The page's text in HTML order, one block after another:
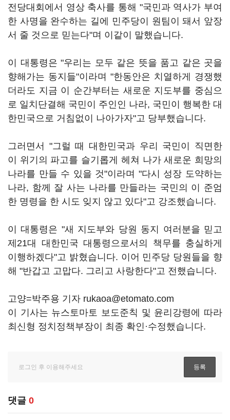
전당대회에서 영상 축사를 통해 "국민과 역사가 부여
한 사명을 완수하는 길에 민주당이 원팀이 돼서 앞장
서 줄 것으로 믿는다"며 이같이 말했습니다.
이 대통령은 "우리는 모두 같은 뜻을 품고 같은 곳을
향해가는 동지들"이라며 "한동안은 치열하게 경쟁했
더라도 지금 이 순간부터는 새로운 지도부를 중심으
로 일치단결해 국민이 주인인 나라, 국민이 행복한 대
한민국으로 거침없이 나아가자"고 당부했습니다.
그러면서 "그럴 때 대한민국과 우리 국민이 직면한
이 위기의 파고를 슬기롭게 헤쳐 나가 새로운 희망의
나라를 만들 수 있을 것"이라며 "다시 성장 도약하는
나라, 함께 잘 사는 나라를 만들라는 국민의 이 준엄
한 명령을 한 시도 잊지 않고 있다"고 강조했습니다.
이 대통령은 "새 지도부와 당원 동지 여러분을 믿고
제21대 대한민국 대통령으로서의 책무를 충실하게
이행하겠다"고 밝혔습니다. 이어 민주당 당원들을 향
해 "반갑고 고맙다. 그리고 사랑한다"고 전했습니다.
고양=박주용 기자 rukaoa@etomato.com
이 기사는 뉴스토마토 보도준칙 및 윤리강령에 따라
최신형 정치정책부장이 최종 확인·수정했습니다.
댓글 0